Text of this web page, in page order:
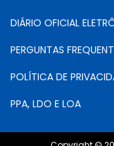
DIÁRIO OFICIAL
PERGUNTAS
POLÍTICA DE
PPA, LDO E LOA